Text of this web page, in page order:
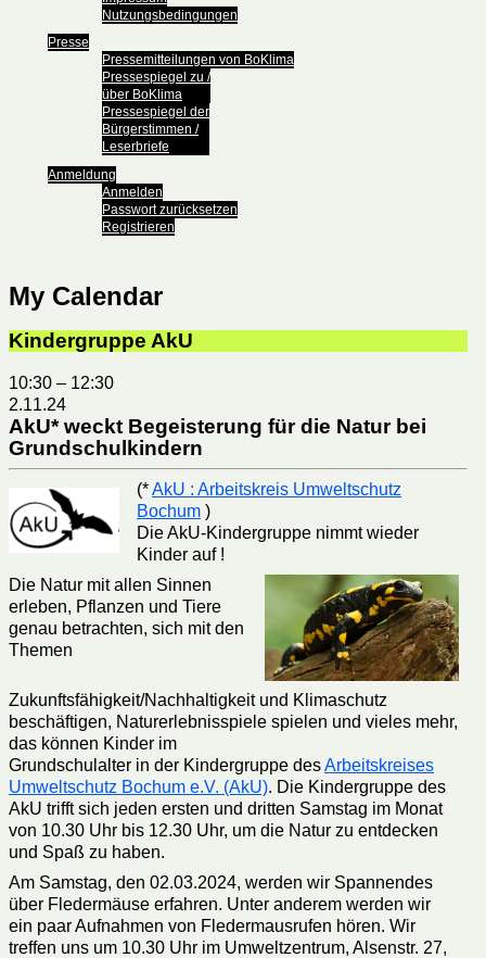
Nutzungsbedingungen
Presse
Pressemitteilungen von BoKlima
Pressespiegel zu /
über BoKlima
Pressespiegel der
Bürgerstimmen /
Leserbriefe
Anmeldung
Anmelden
Passwort zurücksetzen
Registrieren
My Calendar
Kindergruppe AkU
10:30 – 12:30
2.11.24
AkU* weckt Begeisterung für die Natur bei
Grundschulkindern
(*AkU : Arbeitskreis Umweltschutz
Bochum )
Die AkU-Kindergruppe nimmt wieder
Kinder auf !
Die Natur mit allen Sinnen
erleben, Pflanzen und Tiere
genau betrachten, sich mit den
Themen
Zukunftsfähigkeit/Nachhaltigkeit und Klimaschutz
beschäftigen, Naturerlebnisspiele spielen und vieles mehr,
das können Kinder im
Grundschulalter in der Kindergruppe desArbeitskreises
Umweltschutz Bochum e.V. (AkU). Die Kindergruppe des
AkU trifft sich jeden ersten und dritten Samstag im Monat
von 10.30 Uhr bis 12.30 Uhr, um die Natur zu entdecken
und Spaß zu haben.
Am Samstag, den 02.03.2024, werden wir Spannendes
über Fledermäuse erfahren. Unter anderem werden wir
ein paar Aufnahmen von Fledermausrufen hören. Wir
treffen uns um 10.30 Uhr im Umweltzentrum, Alsenstr. 27,